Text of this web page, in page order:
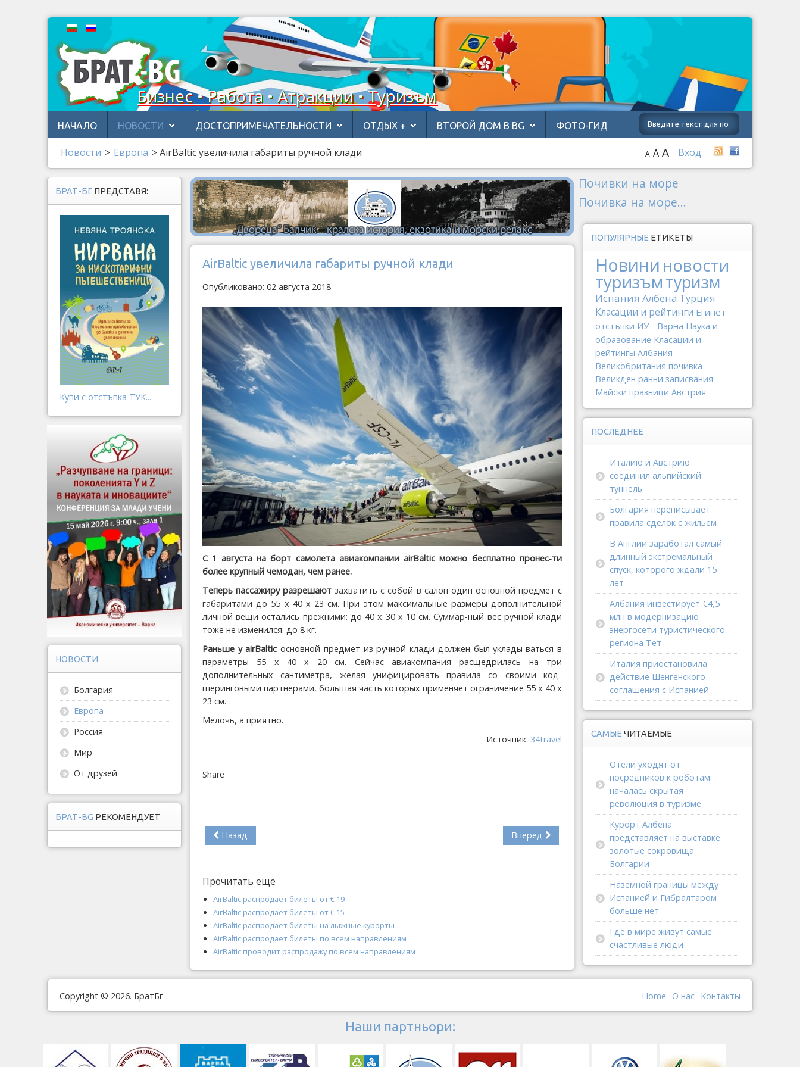
Бизнес • Работа • Атракции • Туризъм
НАЧАЛО НОВОСТИ ДОСТОПРИМЕЧАТЕЛЬНОСТИ ОТДЫХ + ВТОРОЙ ДОМ В BG ФОТО-ГИД
Новости > Европа >AirBaltic увеличила габариты ручной клади Вход
A A A
AirBaltic увеличила габариты ручной клади
Опубликовано: 02 августа 2018
С 1 августа на борт самолета авиакомпании airBaltic можно бесплатно пронес-ти
более крупный чемодан, чем ранее.
Теперь пассажиру разрешают захватить с собой в салон один основной предмет с
габаритами до 55 х 40 х 23 см. При этом максимальные размеры дополнительной
личной вещи остались прежними: до 40 х 30 х 10 см. Суммар-ный вес ручной клади
тоже не изменился: до 8 кг.
Раньше у airBaltic основной предмет из ручной клади должен был уклады-ваться в
параметры 55 х 40 х 20 см. Сейчас авиакомпания расщедрилась на три
дополнительных сантиметра, желая унифицировать правила со своими код-
шеринговыми партнерами, большая часть которых применяет ограничение 55 х 40 х
23 см.
Мелочь, а приятно.
Источник: 34travel
Share
Назад Вперед
Прочитать ещё
AirBaltic распродает билеты от € 19
AirBaltic распродает билеты от € 15
AirBaltic распродает билеты на лыжные курорты
AirBaltic распродает билеты по всем направлениям
AirBaltic проводит распродажу по всем направлениям
БРАТ-БГ ПРЕДСТАВЯ:
Купи с отстъпка ТУК...
НОВОСТИ
Болгария
Европа
Россия
Мир
От друзей
БРАТ-BG РЕКОМЕНДУЕТ
Почивки на море
Почивка на море...
ПОПУЛЯРНЫЕ ЕТИКЕТЫ
Новини новости
туризъмтуризм
Испания Албена Турция
Класации и рейтинги Египет
отстъпки ИУ - Варна Наука и
образование Класации и
рейтингы Албания
Великобритания почивка
Великден ранни записвания
Майски празници Австрия
ПОСЛЕДНЕЕ
Италию и Австрию
соединил альпийский
туннель
Болгария переписывает
правила сделок с жильём
В Англии заработал самый
длинный экстремальный
спуск, которого ждали 15
лет
Албания инвестирует €4,5
млн в модернизацию
энергосети туристического
региона Тет
Италия приостановила
действие Шенгенского
соглашения с Испанией
САМЫЕ ЧИТАЕМЫЕ
Отели уходят от
посредников к роботам:
началась скрытая
революция в туризме
Курорт Албена
представляет на выставке
золотые сокровища
Болгарии
Наземной границы между
Испанией и Гибралтаром
больше нет
Где в мире живут самые
счастливые люди
Copyright © 2026. БратБг Контакты
О наc
Home
Наши партньори: